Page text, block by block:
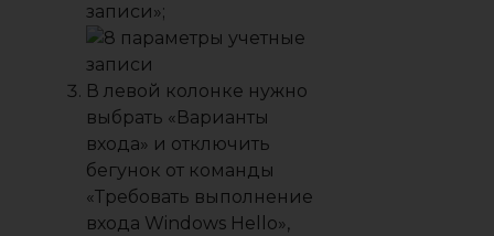
записи»;
В левой колонке нужно
выбрать «Варианты
входа» и отключить
бегунок от команды
«Требовать выполнение
входа Windows Hello»,